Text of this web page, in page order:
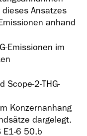
Ansatzes
anhand
Emissionen im
Scope-2-THG-
Konzernanhang
dargelegt.
E1-6 50.b